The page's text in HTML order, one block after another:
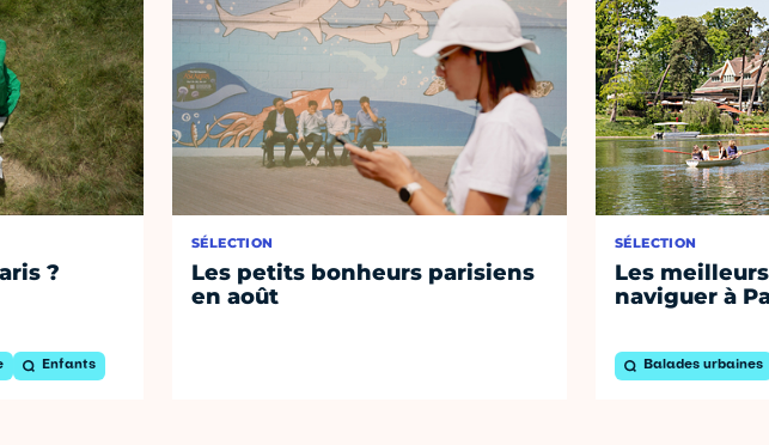
?
Enfants
SÉLECTION
Les petits bonheurs parisiens
en août
SÉLECTION
Les
naviguer à
Balades urbaines